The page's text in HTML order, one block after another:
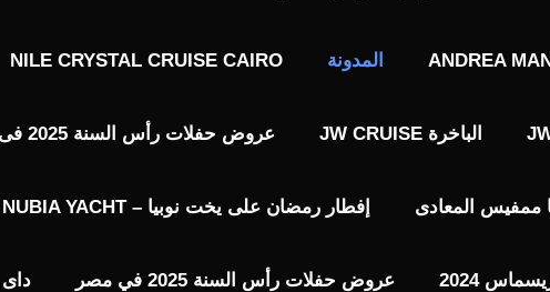
ANDREA المدونة NILE CRYSTAL CRUISE CAIRO
الباخرة JW CRUISE عروض حفلات رأس السنة 2025 فى القاهرة
ممفيس المعادى إفطار رمضان على يخت نوبيا – NUBIA YACHT
عروض حفلات رأس السنة 2025 في مصر